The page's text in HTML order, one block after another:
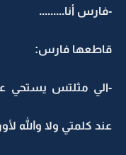
-فارس أنا.........
قاطعها فارس:
-الي مثلتس يستحي
عند كلمتي ولا